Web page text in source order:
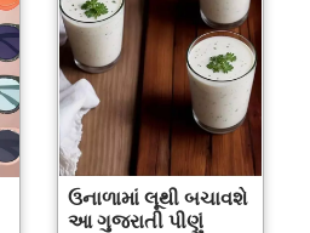
ઉનાળામાં લૂથી બચાવશે
આ ગુજરાતી પીણું